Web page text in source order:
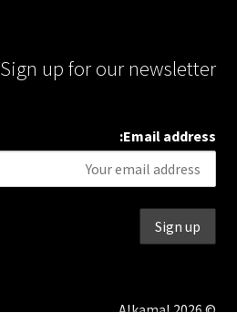
Sign up for our newsletter
Email address:
© Alkamal 2026